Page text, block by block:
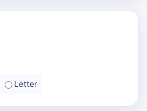
Letter